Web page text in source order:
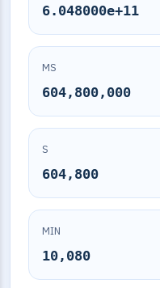
6.048000e+11
MS
604,800,000
S
604,800
MIN
10,080